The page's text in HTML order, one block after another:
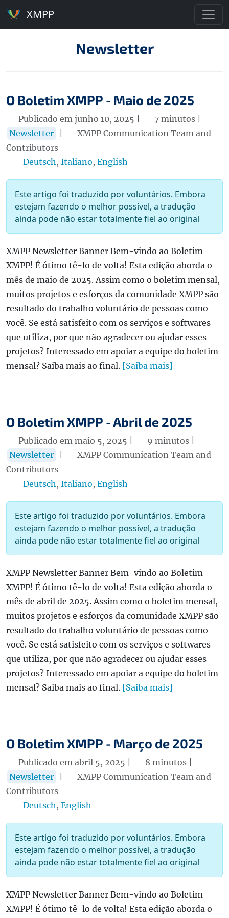
XMPP
Newsletter
O Boletim XMPP - Maio de 2025
Publicado em junho 10, 2025 |
7 minutos |
Newsletter
XMPP Communication Team and
Contributors
Deutsch, Italiano, English
Este artigo foi traduzido por voluntários. Embora
estejam fazendo o melhor possível, a tradução
ainda pode não estar totalmente fiel ao original
XMPP Newsletter Banner Bem-vindo ao Boletim
XMPP! É ótimo tê-lo de volta! Esta edição aborda o
mês de maio de 2025. Assim como o boletim mensal,
muitos projetos e esforços da comunidade XMPP são
resultado do trabalho voluntário de pessoas como
você. Se está satisfeito com os serviços e softwares
que utiliza, por que não agradecer ou ajudar esses
projetos? Interessado em apoiar a equipe do boletim
mensal? Saiba mais ao final. [Saiba mais]
O Boletim XMPP - Abril de 2025
Publicado em maio 5, 2025 |
9 minutos |
Newsletter
XMPP Communication Team and
Contributors
Deutsch, Italiano, English
Este artigo foi traduzido por voluntários. Embora
estejam fazendo o melhor possível, a tradução
ainda pode não estar totalmente fiel ao original
XMPP Newsletter Banner Bem-vindo ao Boletim
XMPP! É ótimo tê-lo de volta! Esta edição aborda o
mês de abril de 2025. Assim como o boletim mensal,
muitos projetos e esforços da comunidade XMPP são
resultado do trabalho voluntário de pessoas como
você. Se está satisfeito com os serviços e softwares
que utiliza, por que não agradecer ou ajudar esses
projetos? Interessado em apoiar a equipe do boletim
mensal? Saiba mais ao final. [Saiba mais]
O Boletim XMPP - Março de 2025
Publicado em abril 5, 2025 |
8 minutos |
Newsletter
XMPP Communication Team and
Contributors
Deutsch, English
Este artigo foi traduzido por voluntários. Embora
estejam fazendo o melhor possível, a tradução
ainda pode não estar totalmente fiel ao original
XMPP Newsletter Banner Bem-vindo ao Boletim
XMPP! É ótimo tê-lo de volta! Esta edição aborda o